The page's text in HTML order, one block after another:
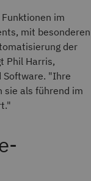
im
mit besonderen
der
Phil Harris,
Software. "Ihre
sie als führend im